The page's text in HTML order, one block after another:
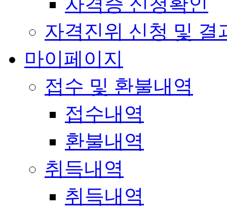
자격진위 신청 및 결
마이페이지
접수 및 환불내역
접수내역
환불내역
취득내역
취득내역